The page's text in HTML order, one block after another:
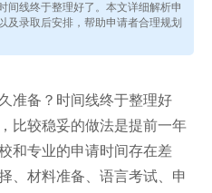
间线终于整理好了。本文详细解析申
及录取后安排，帮助申请者合理规划
准备？时间线终于整理好
比较稳妥的做法是提前一年
和专业的申请时间存在差
、材料准备、语言考试、申